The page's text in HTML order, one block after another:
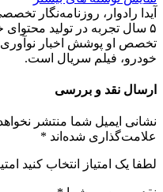
آیدا رادوار، روزنامه‌نگار
۵ سال تجربه در تولید
تخصص او پوشش اخبار
خودرو، فیلم سریال است.
ارسال نقد و بررسی
نشانی ایمیل شما منتشر
علامت‌گذاری شده‌اند *
لطفا یک امتیاز انتخاب کنید